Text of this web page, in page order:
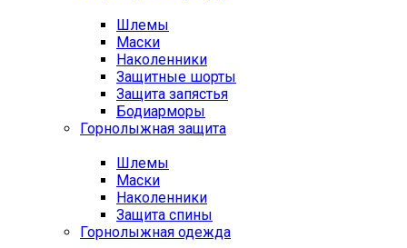
Шлемы
Маски
Наколенники
Защитные шорты
Защита запястья
Бодиарморы
Горнолыжная защита
Шлемы
Маски
Наколенники
Защита спины
Горнолыжная одежда